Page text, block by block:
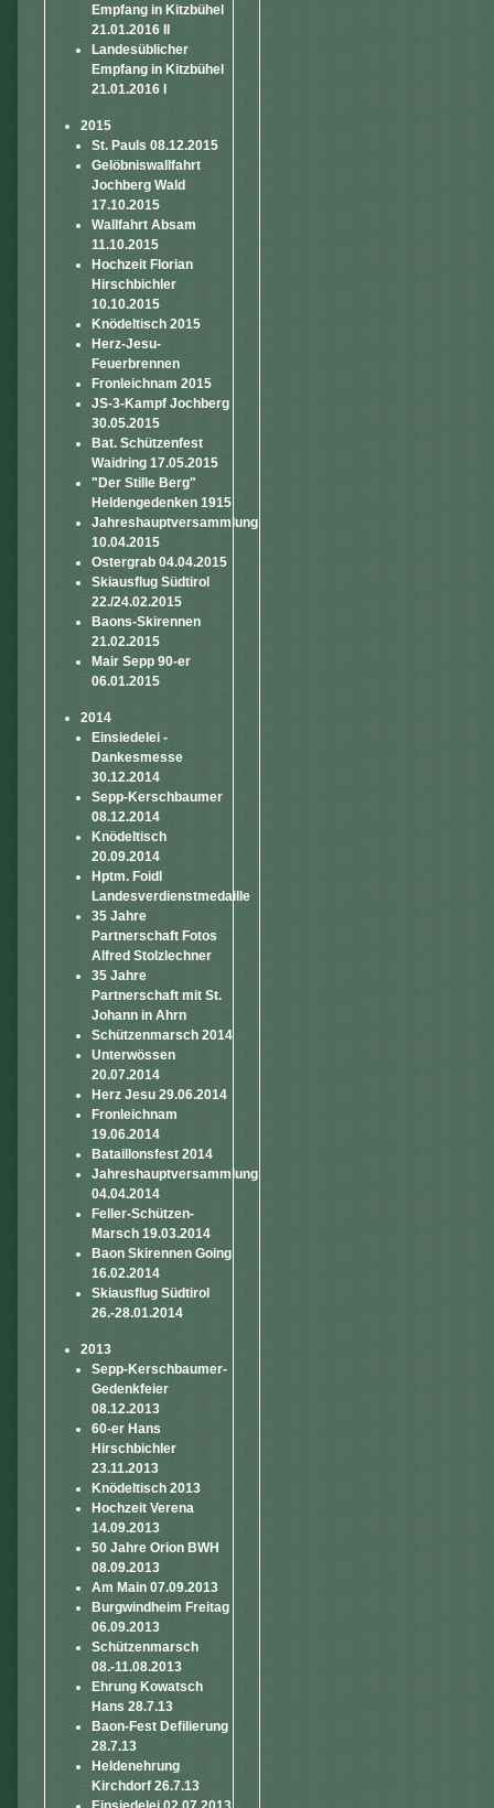
Empfang in Kitzbühel
21.01.2016 II
Landesüblicher
Empfang in Kitzbühel
21.01.2016 I
2015
St. Pauls 08.12.2015
Gelöbniswallfahrt
Jochberg Wald
17.10.2015
Wallfahrt Absam
11.10.2015
Hochzeit Florian
Hirschbichler
10.10.2015
Knödeltisch 2015
Herz-Jesu-
Feuerbrennen
Fronleichnam 2015
JS-3-Kampf Jochberg
30.05.2015
Bat. Schützenfest
Waidring 17.05.2015
"Der Stille Berg"
Heldengedenken 1915
Jahreshauptversammlung
10.04.2015
Ostergrab 04.04.2015
Skiausflug Südtirol
22./24.02.2015
Baons-Skirennen
21.02.2015
Mair Sepp 90-er
06.01.2015
2014
Einsiedelei -
Dankesmesse
30.12.2014
Sepp-Kerschbaumer
08.12.2014
Knödeltisch
20.09.2014
Hptm. Foidl
Landesverdienstmedaille
35 Jahre
Partnerschaft Fotos
Alfred Stolzlechner
35 Jahre
Partnerschaft mit St.
Johann in Ahrn
Schützenmarsch 2014
Unterwössen
20.07.2014
Herz Jesu 29.06.2014
Fronleichnam
19.06.2014
Bataillonsfest 2014
Jahreshauptversammlung
04.04.2014
Feller-Schützen-
Marsch 19.03.2014
Baon Skirennen Going
16.02.2014
Skiausflug Südtirol
26.-28.01.2014
2013
Sepp-Kerschbaumer-
Gedenkfeier
08.12.2013
60-er Hans
Hirschbichler
23.11.2013
Knödeltisch 2013
Hochzeit Verena
14.09.2013
50 Jahre Orion BWH
08.09.2013
Am Main 07.09.2013
Burgwindheim Freitag
06.09.2013
Schützenmarsch
08.-11.08.2013
Ehrung Kowatsch
Hans 28.7.13
Baon-Fest Defilierung
28.7.13
Heldenehrung
Kirchdorf 26.7.13